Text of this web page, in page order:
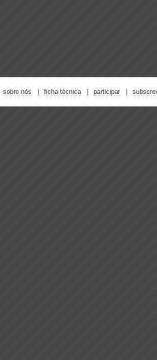
sobre nós ficha técnica participar